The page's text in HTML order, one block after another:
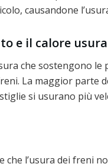
causandone
e il calore
che sostengono le
La maggior parte
si usurano più
che l’usura dei freni